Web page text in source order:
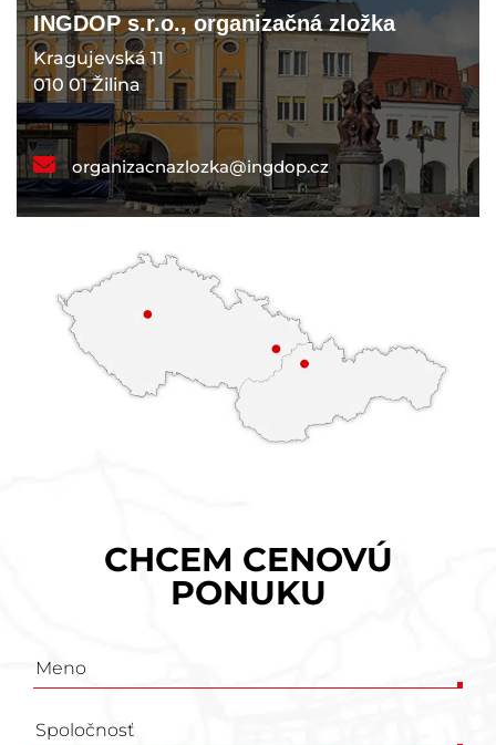
INGDOP s.r.o., organizačná zložka
Kragujevská 11
010 01 Žilina
organizacnazlozka@ingdop.cz
CHCEM CENOVÚ
PONUKU
Poptávkový